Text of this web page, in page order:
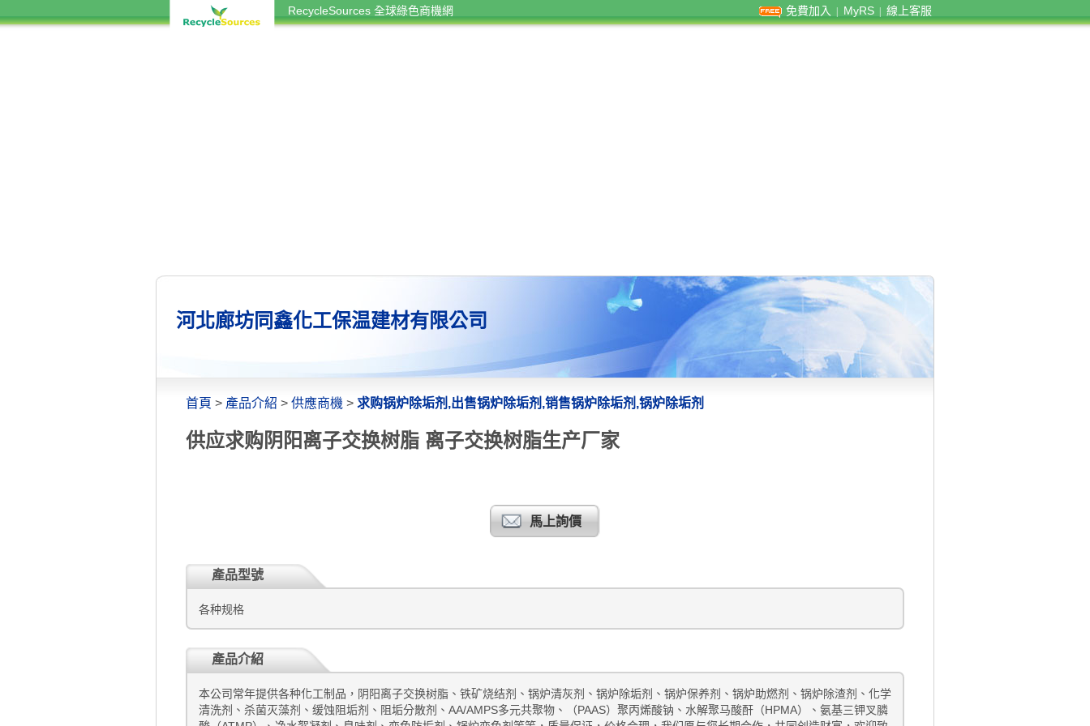
RecycleSources 全球綠色商機網 免費加入 MyRS 線上客服
河北廊坊同鑫化工保温建材有限公司
首頁 > 產品介紹 > 供應商機 > 求购锅炉除垢剂,出售锅炉除垢剂,销售锅炉除垢剂,锅炉除垢剂
供应求购阴阳离子交换树脂 离子交换树脂生产厂家
馬上詢價
產品型號
各种规格
產品介紹
本公司常年提供各种化工制品，阴阳离子交换树脂、铁矿烧结剂、锅炉清灰剂、锅炉除垢剂、锅炉保养剂、锅炉助燃剂、锅炉除渣剂、化学
清洗剂、杀菌灭藻剂、缓蚀阻垢剂、阻垢分散剂、AA/AMPS多元共聚物、（PAAS）聚丙烯酸钠、水解聚马酸酐（HPMA）、氨基三钾叉膦